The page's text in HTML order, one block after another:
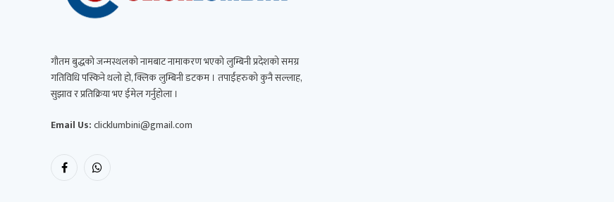
गौतम बुद्धको जन्मस्थलको नामबाट नामाकरण भएको लुम्बिनी प्रदेशको समग्र
गतिविधि पस्किने थलो हो, क्लिक लुम्बिनी डटकम । तपाईंहरुको कुनै सल्लाह,
सुझाव र प्रतिक्रिया भए ईमेल गर्नुहोला ।
Email Us:clicklumbini@gmail.com
FacebookWhatsApp